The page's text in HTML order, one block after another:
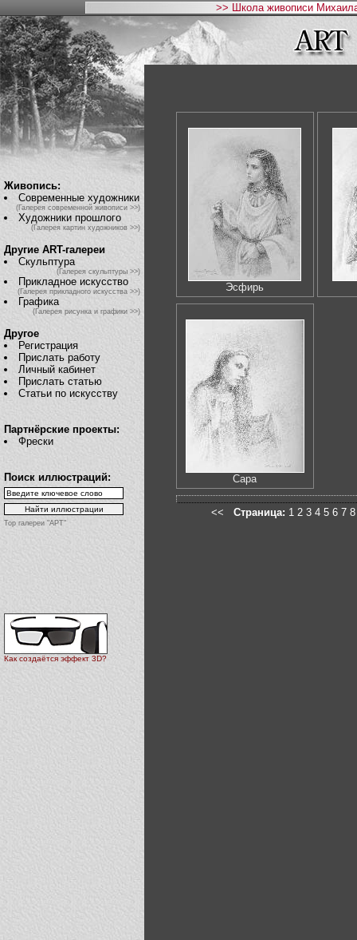
>> Школа живописи
Живопись:
Современные художники
(Галерея современной живописи >>)
Художники прошлого
(Галерея картин художников >>)
Другие ART-галереи
Скульптура
(Галерея скульптуры >>)
Прикладное искусство
(Галерея прикладного искусства >>)
Графика
(Галерея рисунка и графики >>)
Другое
Регистрация
Прислать работу
Личный кабинет
Прислать статью
Статьи по искусству
Партнёрские проекты:
Фрески
Поиск иллюстраций:
Top галереи "АРТ"
Как создаётся эффект 3D?
Эсфирь
Сара
<< Страница: 1 2 3 4 5 6 7 8